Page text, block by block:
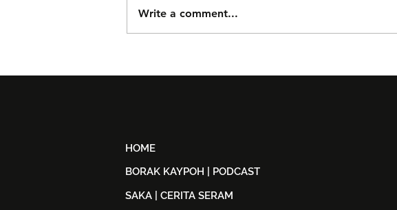
Write a comment...
HOME
BORAK KAYPOH | PODCAST
SAKA | CERITA SERAM